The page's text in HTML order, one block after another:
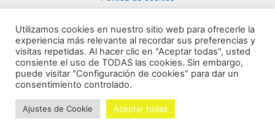
Contacto para Publicidad en info@horarioscorreos.com
Copyright © 2026 Horarios de las Oficinas de Correos | Creada por
horarioscorreos.com
Utilizamos cookies en nuestro sitio web para ofrecerle la
experiencia más relevante al recordar sus preferencias y
visitas repetidas. Al hacer clic en "Aceptar todas", usted
consiente el uso de TODAS las cookies. Sin embargo,
puede visitar "Configuración de cookies" para dar un
consentimiento controlado.
Ajustes de Cookie Aceptar todas